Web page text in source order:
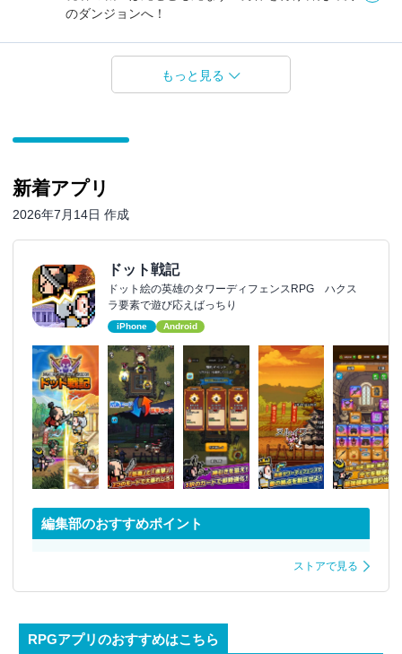
のダンジョンへ！
もっと見る
新着アプリ
2026年7月14日 作成
ドット戦記
ドット絵の英雄のタワーディフェンスRPG ハクス
ラ要素で遊び応えばっちり
iPhone Android
編集部のおすすめポイント
ストアで見る
RPGアプリのおすすめはこちら